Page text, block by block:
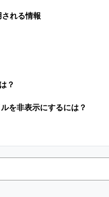
れる情報
？​
を非表示にするには？